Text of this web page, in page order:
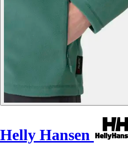
Helly Hansen